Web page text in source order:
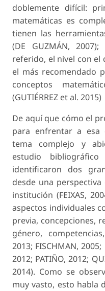
doblemente difícil:
matemáticas es
tienen las
(DE GUZMÁN,
referido, el nivel con el
el más recomendado
conceptos
(GUTIÉRREZ et al. 2015)
De aquí que cómo el
para enfrentar a esa
tema complejo y
estudio
identificaron dos
desde una
institución (FEIXAS,
aspectos individuales
previa, concepciones,
género,
2013; FISCHMAN, 2005;
2012; PATIÑO, 2012;
2014). Como se
muy vasto, esto habla